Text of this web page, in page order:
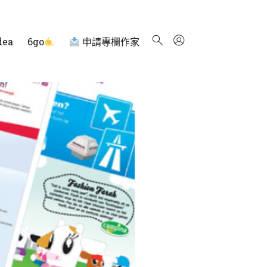
6go 申請專欄作家